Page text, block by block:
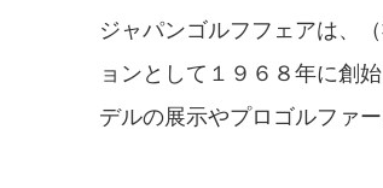
ジャパンゴルフフェアは、
ョンとして１９６８年に創
デルの展示やプロゴルファ